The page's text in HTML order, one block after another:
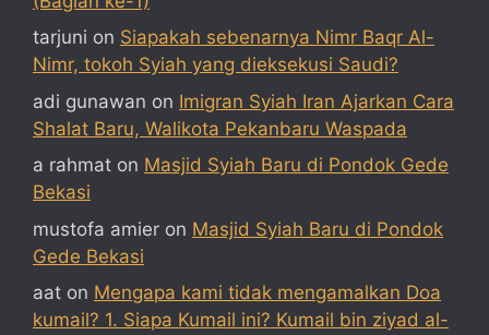
tarjuni on Siapakah sebenarnya Nimr Baqr Al-
Nimr, tokoh Syiah yang dieksekusi Saudi?
adi gunawan on Imigran Syiah Iran Ajarkan Cara
Shalat Baru, Walikota Pekanbaru Waspada
a rahmat on Masjid Syiah Baru di Pondok Gede
Bekasi
mustofa amier on Masjid Syiah Baru di Pondok
Gede Bekasi
aat on Mengapa kami tidak mengamalkan Doa
kumail? 1. Siapa Kumail ini? Kumail bin ziyad al-